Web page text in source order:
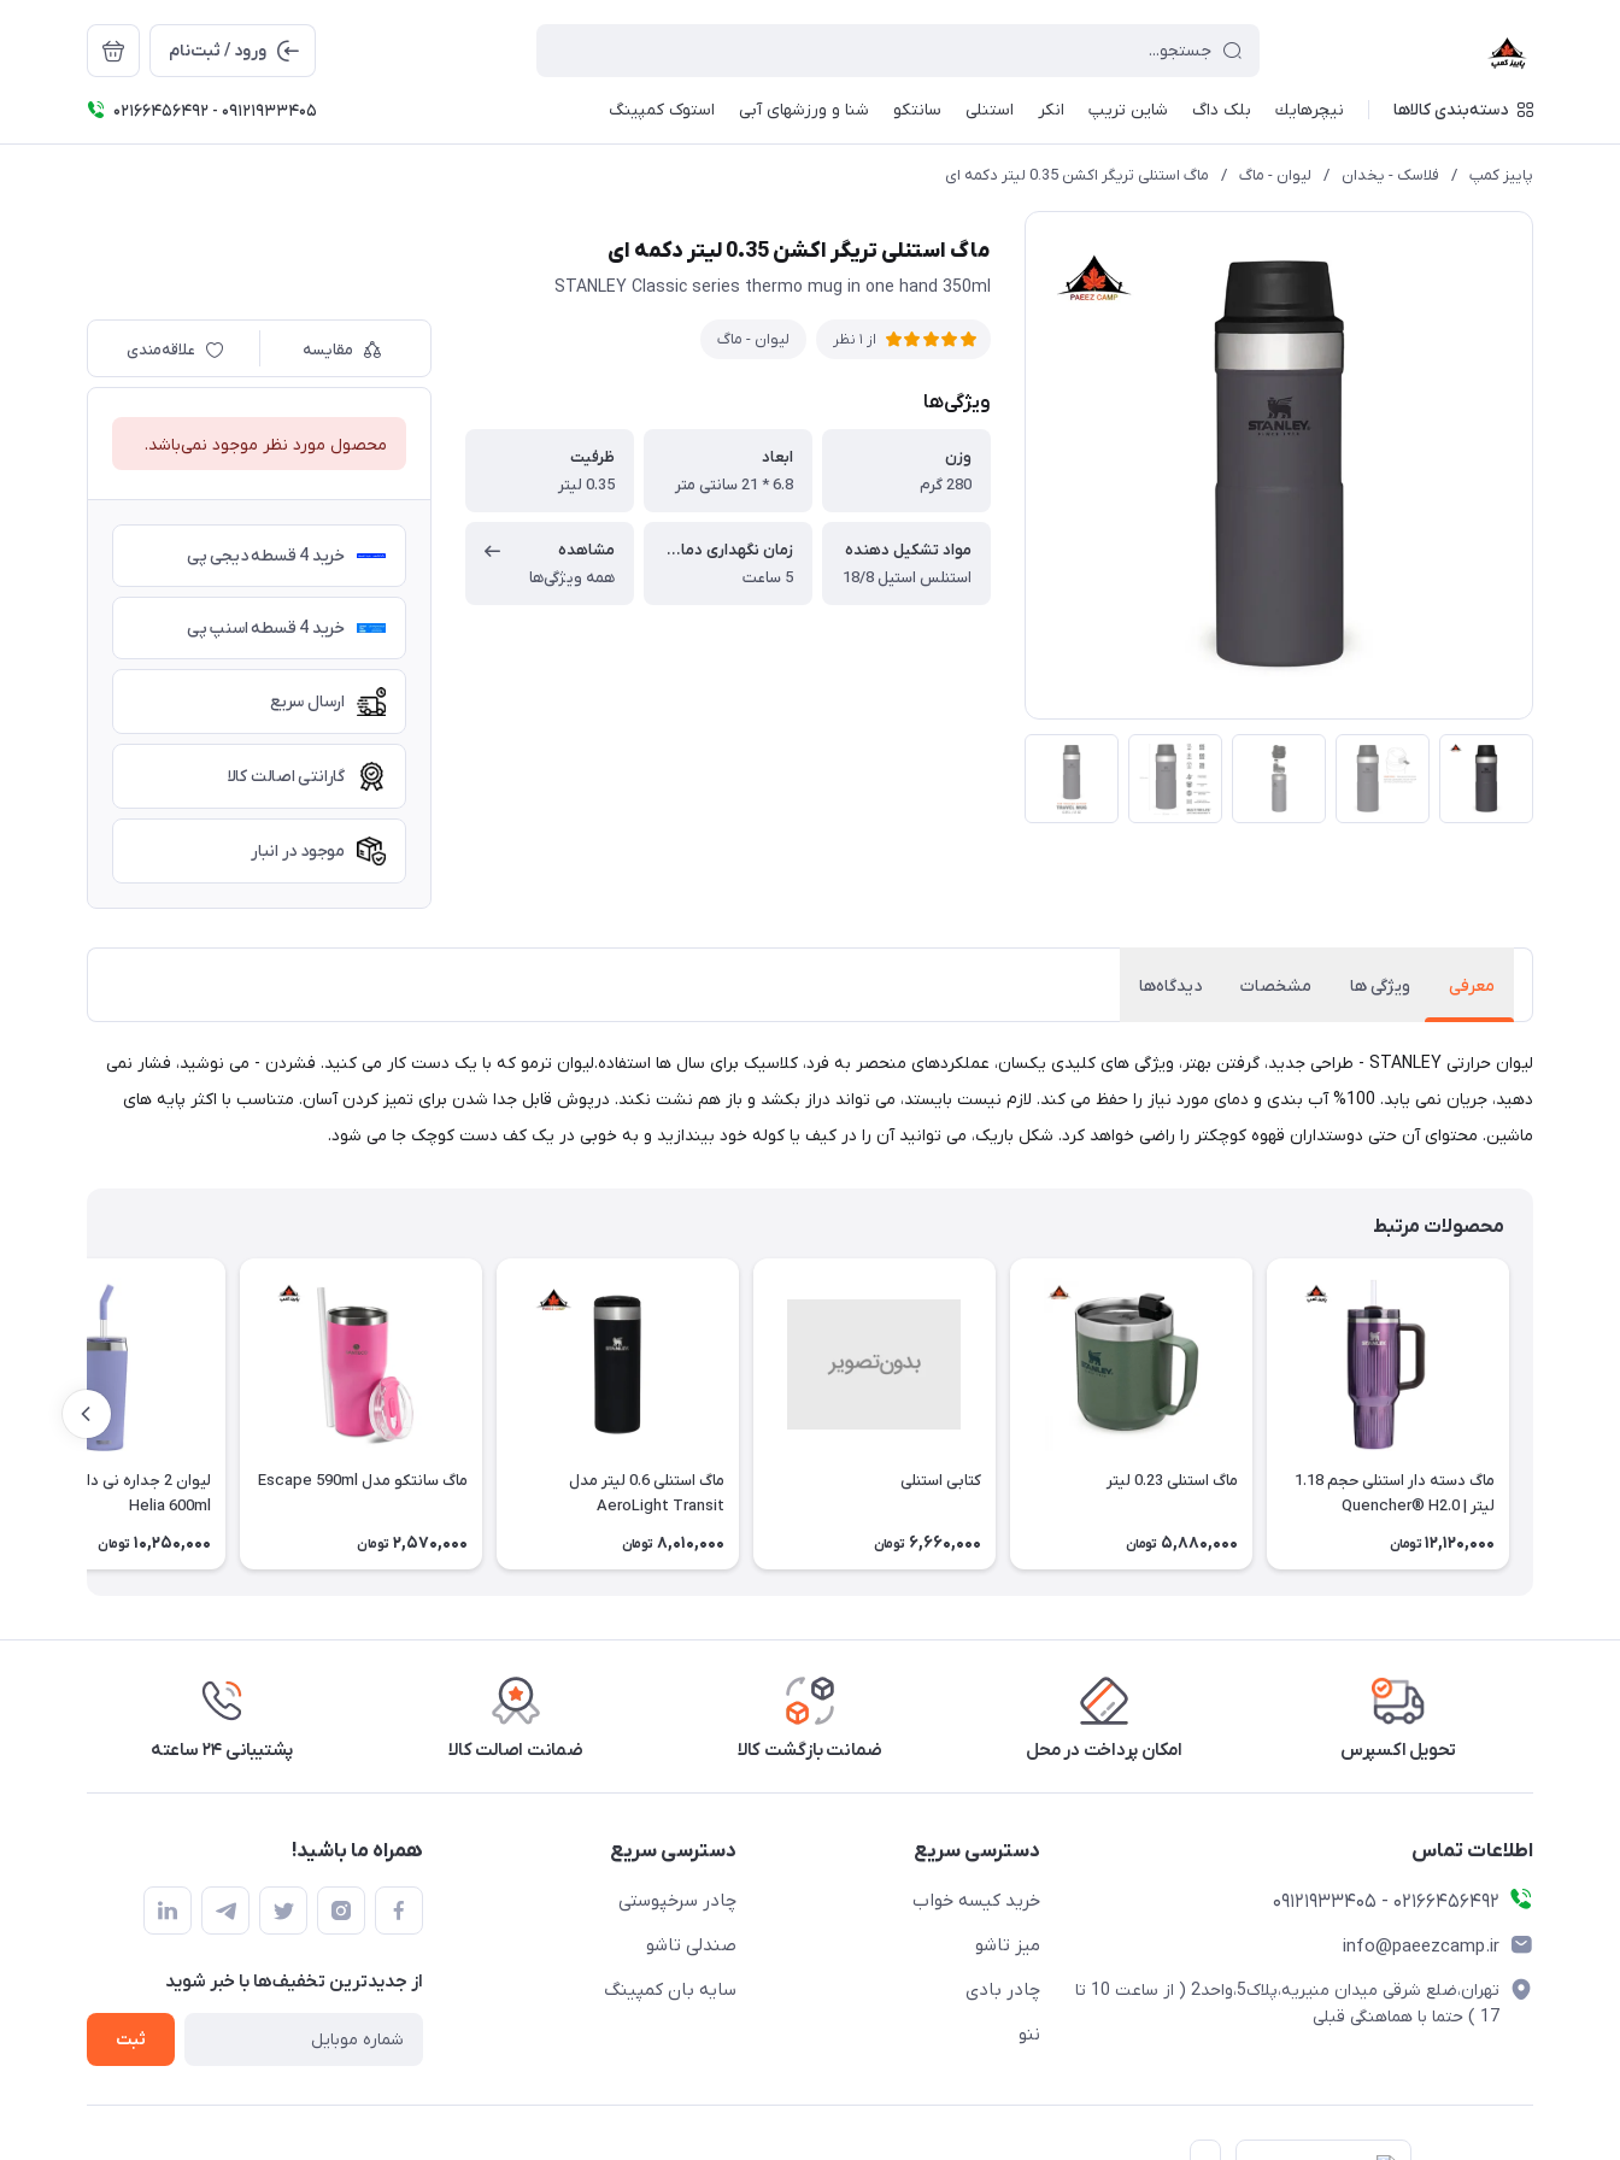
ورود / ثبت‌نام
دسته‌بندی کالاها نيچرهايك بلک داگ شاین تریپ انکر استنلی سانتکو شنا و ورزشهای آبی استوک کمپینگ 02166456492 - 09121933405
پاییز کمپ / فلاسک - یخدان / لیوان - ماگ / ماگ استنلی تریگر اکشن 0.35 لیتر دکمه ای
ماگ استنلی تریگر اکشن 0.35 لیتر دکمه ای
STANLEY Classic series thermo mug in one hand 350ml
از 1 نظر لیوان - ماگ
ویژگی‌ها
وزن
280 گرم
ابعاد
6.8 * 21 سانتی متر
ظرفیت
0.35 لیتر
مواد تشکیل دهنده
استنلس استیل 18/8
زمان نگهداری دمای گرم
5 ساعت
مشاهده
همه ویژگی‌ها
مقایسه علاقه‌مندی
محصول مورد نظر موجود نمی‌باشد.
خرید 4 قسطه دیجی پی
خرید 4 قسطه اسنپ پی
ارسال سریع
گارانتی اصالت کالا
موجود در انبار
معرفی ویژگی ها مشخصات دیدگاه‌ها
لیوان حرارتی STANLEY - طراحی جدید، گرفتن بهتر، ویژگی های کلیدی یکسان، عملکردهای منحصر به فرد، کلاسیک برای سال ها استفاده.لیوان ترمو که با یک دست کار می کنید. فشردن - می نوشید، فشار نمی
دهید، جریان نمی یابد. 100% آب بندی و دمای مورد نیاز را حفظ می کند. لازم نیست بایستد، می تواند دراز بکشد و باز هم نشت نکند. درپوش قابل جدا شدن برای تمیز کردن آسان. متناسب با اکثر پایه های
ماشین. محتوای آن حتی دوستداران قهوه کوچکتر را راضی خواهد کرد. شکل باریک، می توانید آن را در کیف یا کوله خود بیندازید و به خوبی در یک کف دست کوچک جا می شود.
محصولات مرتبط
ماگ دسته دار استنلی حجم 1.18
لیتر | Quencher® H2.0
12,120,000 تومان
ماگ استنلی 0.23 لیتر
5,880,000 تومان
کتابی استنلی
6,660,000 تومان
ماگ استنلی 0.6 لیتر مدل
AeroLight Transit
8,010,000 تومان
ماگ سانتکو مدل Escape 590ml
2,570,000 تومان
لیوان 2 جداره نی دار سیگ مدل
Helia 600ml
10,250,000 تومان
تحویل اکسپرس امکان پرداخت در محل ضمانت بازگشت کالا ضمانت اصالت کالا پشتیبانی ۲۴ ساعته
اطلاعات تماس
02166456492 - 09121933405
info@paeezcamp.ir
تهران،ضلع شرقی میدان منیریه،پلاک5،واحد2 ( از ساعت 10 تا
17 ) حتما با هماهنگی قبلی
دسترسی سریع
خرید کیسه خواب
میز تاشو
چادر بادی
ننو
دسترسی سریع
چادر سرخپوستی
صندلی تاشو
سایه بان کمپینگ
همراه ما باشید!
از جدید‌ترین تخفیف‌ها با‌ خبر شوید
ثبت